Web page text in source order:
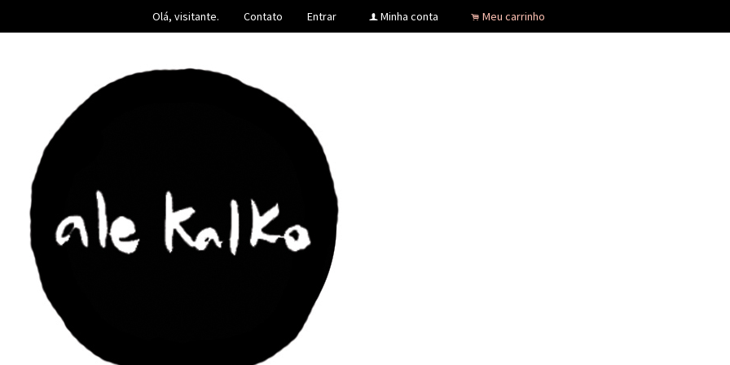
Olá, visitante. Contato Entrar f Minha conta . Meu carrinho